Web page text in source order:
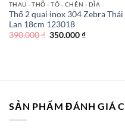
THAU - THỐ - TÔ - CHÉN - DĨA
Thố 2 quai inox 304 Zebra Thái
Lan 18cm 123018
390.000₫ Giá
350.000₫Giá
SẢN PHẨM ĐÁNH GIÁ